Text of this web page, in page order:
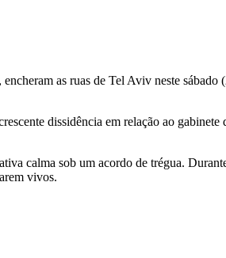
as ruas de Tel Aviv neste
dissidência em relação ao
calma sob um acordo de trégua.
vivos.